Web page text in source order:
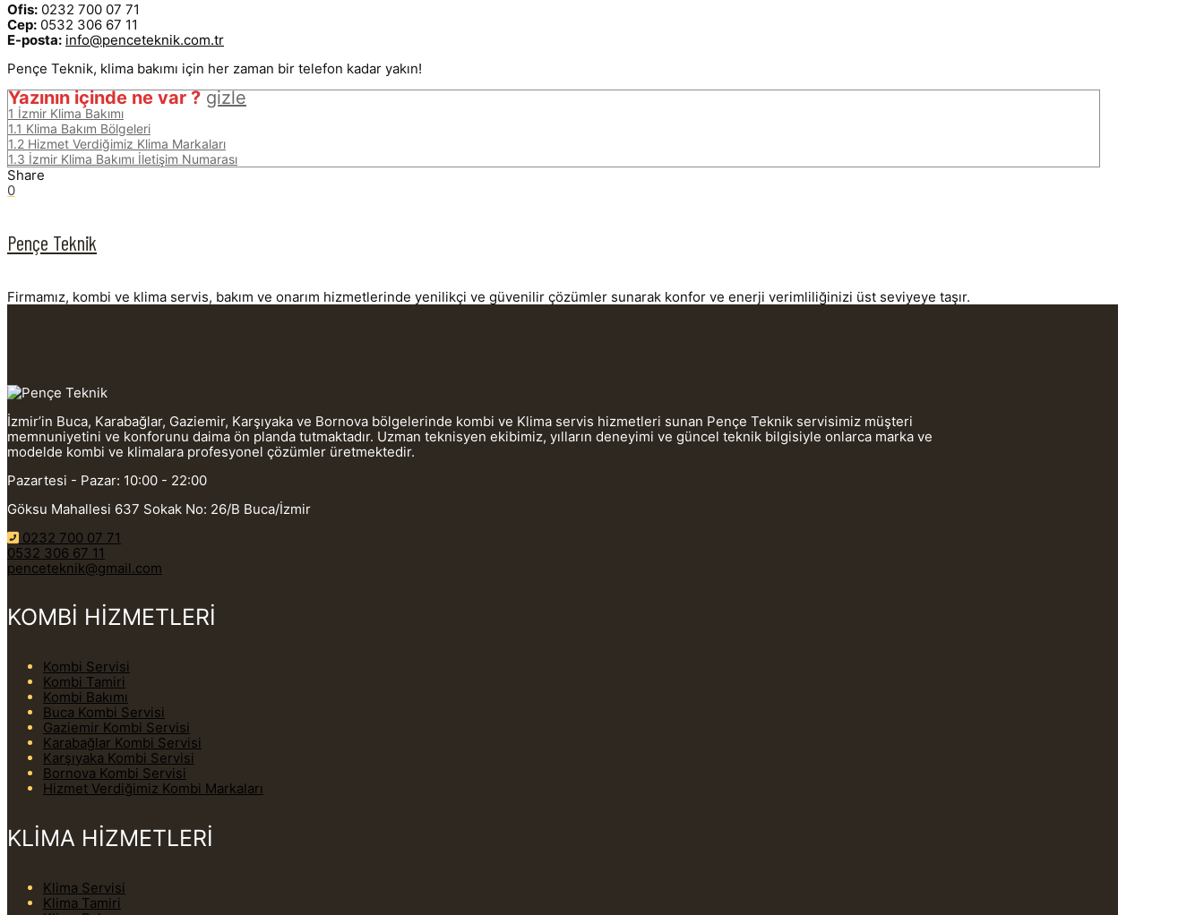
Ofis: 0232 700 07 71
Cep: 0532 306 67 11
E-posta: info@penceteknik.com.tr
Pençe Teknik, klima bakımı için her zaman bir telefon kadar yakın!
Yazının içinde ne var ? gizle
1 İzmir Klima Bakımı
1.1 Klima Bakım Bölgeleri
1.2 Hizmet Verdiğimiz Klima Markaları
1.3 İzmir Klima Bakımı İletişim Numarası
Share
0
Pençe Teknik
Firmamız, kombi ve klima servis, bakım ve onarım hizmetlerinde yenilikçi ve güvenilir çözümler sunarak konfor ve enerji verimliliğinizi üst seviyeye taşır.
İzmir’in Buca, Karabağlar, Gaziemir, Karşıyaka ve Bornova bölgelerinde kombi ve Klima servis hizmetleri sunan Pençe Teknik servisimiz müşteri
memnuniyetini ve konforunu daima ön planda tutmaktadır. Uzman teknisyen ekibimiz, yılların deneyimi ve güncel teknik bilgisiyle onlarca marka ve
modelde kombi ve klimalara profesyonel çözümler üretmektedir.
Pazartesi - Pazar: 10:00 - 22:00
Göksu Mahallesi 637 Sokak No: 26/B Buca/İzmir
0232 700 07 71
0532 306 67 11
penceteknik@gmail.com
KOMBİ HİZMETLERİ
Kombi Servisi
Kombi Tamiri
Kombi Bakımı
Buca Kombi Servisi
Gaziemir Kombi Servisi
Karabağlar Kombi Servisi
Karşıyaka Kombi Servisi
Bornova Kombi Servisi
Hizmet Verdiğimiz Kombi Markaları
KLİMA HİZMETLERİ
Klima Servisi
Klima Tamiri